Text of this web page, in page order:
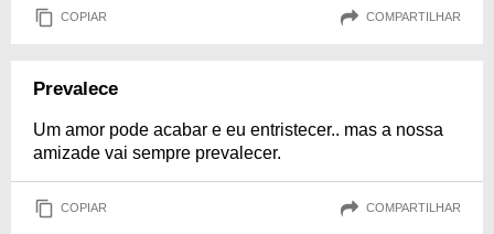
COPIAR COMPARTILHAR
Prevalece
Um amor pode acabar e eu entristecer.. mas a nossa
amizade vai sempre prevalecer.
COPIAR COMPARTILHAR